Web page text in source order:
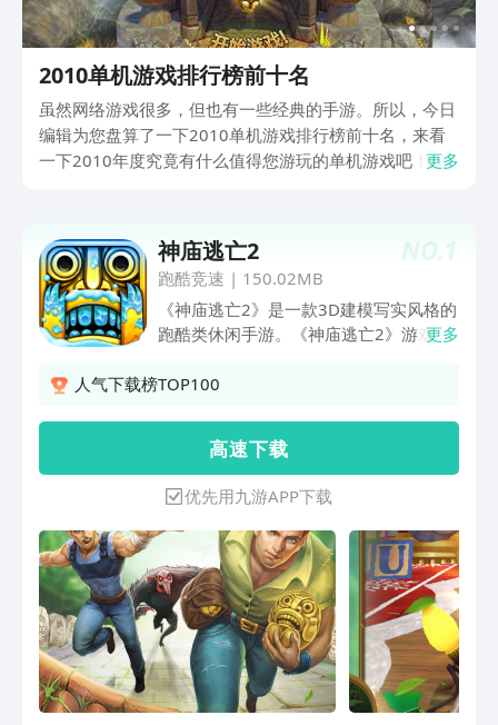
2010单机游戏排行榜前十名
虽然网络游戏很多，但也有一些经典的手游。所以，今日
编辑为您盘算了一下2010单机游戏排行榜前十名，来看
一下2010年度究竟有什么值得您游玩的单机游戏吧！现
更多
NO.1
神庙逃亡2
跑酷竞速 | 150.02MB
《神庙逃亡2》是一款3D建模写实风格的
跑酷类休闲手游。《神庙逃亡2》游戏背
追赶，穿越神庙夺取神像。是由Imangi
家都在玩， 这是一条怎么跑都跑不完的
路程，但是却也给人一种希望，也许出
口，也许胜利就在前方，只要我们坚持不
懈，终会到达希望的港口，胜利的彼岸！
更多
人气下载榜TOP100
高 速 下 载
优先用九游APP下载